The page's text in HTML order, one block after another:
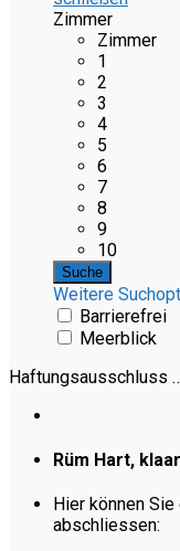
Zimmer
Zimmer
1
2
3
4
5
6
7
8
9
10
Weitere
Barrierefrei
Meerblick
Haftungsausschluss
Rüm Hart,
Hier können
abschliessen: